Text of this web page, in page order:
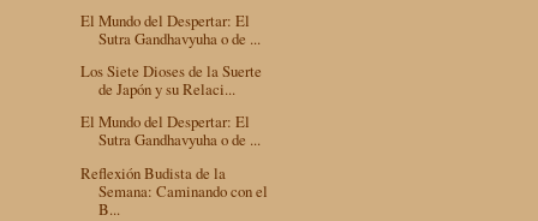
El Mundo del Despertar: El
Sutra Gandhavyuha o de ...
Los Siete Dioses de la Suerte
de Japón y su Relaci...
El Mundo del Despertar: El
Sutra Gandhavyuha o de ...
Reflexión Budista de la
Semana: Caminando con el
B...